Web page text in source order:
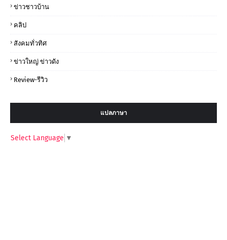
ข่าวชาวบ้าน
คลิป
สังคมทั่วทิศ
ข่าวใหญ่ ข่าวดัง
Review-รีวิว
แปลภาษา
Select Language ▼